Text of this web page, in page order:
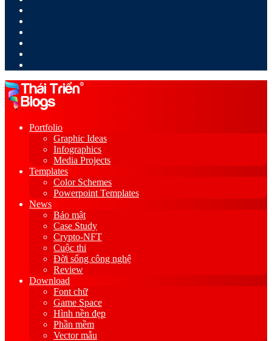
Portfolio
Graphic Ideas
Infographics
Media Projects
Templates
Color Schemes
Powerpoint Templates
News
Bảo mật
Case Study
Crypto-NFT
Cuộc thi
Đời sống công nghệ
Review
Download
Font chữ
Game Space
Hình nền đẹp
Phần mềm
Vector mẫu